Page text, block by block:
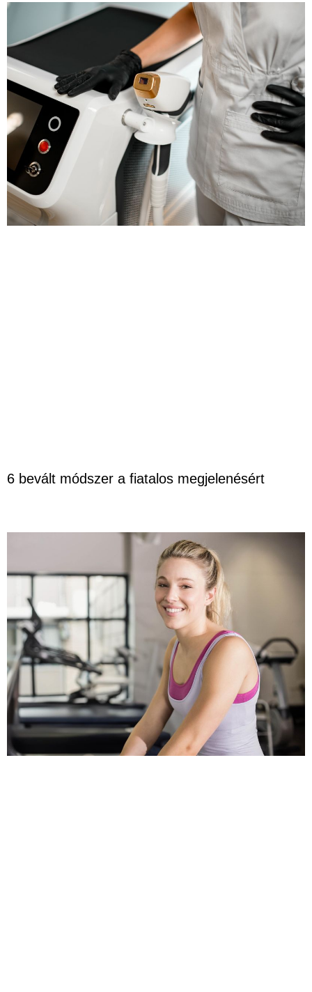
6 bevált módszer a fiatalos megjelenésért